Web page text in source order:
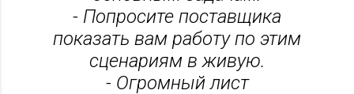
- Попросите поставщика
показать вам работу по этим
сценариям в живую.
- Огромный лист